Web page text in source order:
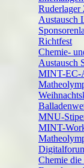
Ruderlager
Austausch
Richtfest
Chemie-
Austausch
MINT-EC-
MNU-
MINT-
Chemie